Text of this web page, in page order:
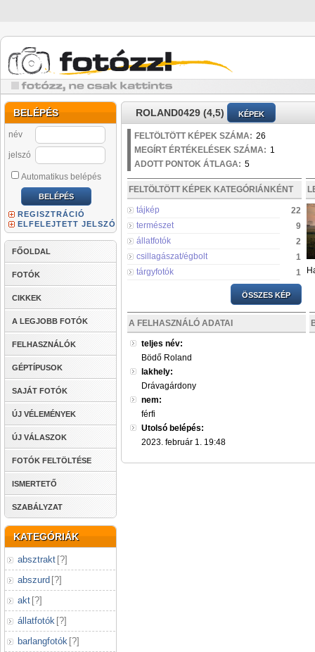
BELÉPÉS
név
jelszó
Automatikus belépés
REGISZTRÁCIÓ
ELFELEJTETT JELSZÓ
FŐOLDAL
FOTÓK
CIKKEK
A LEGJOBB FOTÓK
FELHASZNÁLÓK
GÉPTÍPUSOK
SAJÁT FOTÓK
ÚJ VÉLEMÉNYEK
ÚJ VÁLASZOK
FOTÓK FELTÖLTÉSE
ISMERTETŐ
SZABÁLYZAT
KATEGÓRIÁK
absztrakt [?]
abszurd [?]
akt [?]
állatfotók [?]
barlangfotók [?]
ROLAND0429 (4,5) KÉPEK
FELTÖLTÖTT KÉPEK SZÁMA: 26
MEGÍRT ÉRTÉKELÉSEK SZÁMA: 1
ADOTT PONTOK ÁTLAGA: 5
FELTÖLTÖTT KÉPEK KATEGÓRIÁNKÉNT
tájkép
22
természet
9
állatfotók
2
csillagászat/égbolt
1
tárgyfotók
1
ÖSSZES KÉP
A FELHASZNÁLÓ ADATAI
teljes név:
Bödő Roland
lakhely:
Drávagárdony
nem:
férfi
Utolsó belépés:
2023. február 1. 19:48